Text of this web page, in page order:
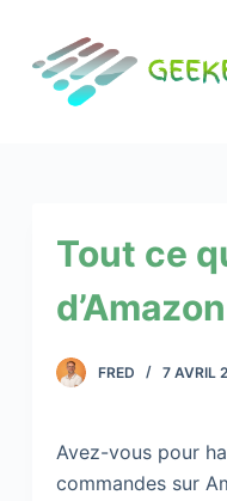
a
Tout ce
FRED 7 AVRIL
Avez-vous pour
commandes sur